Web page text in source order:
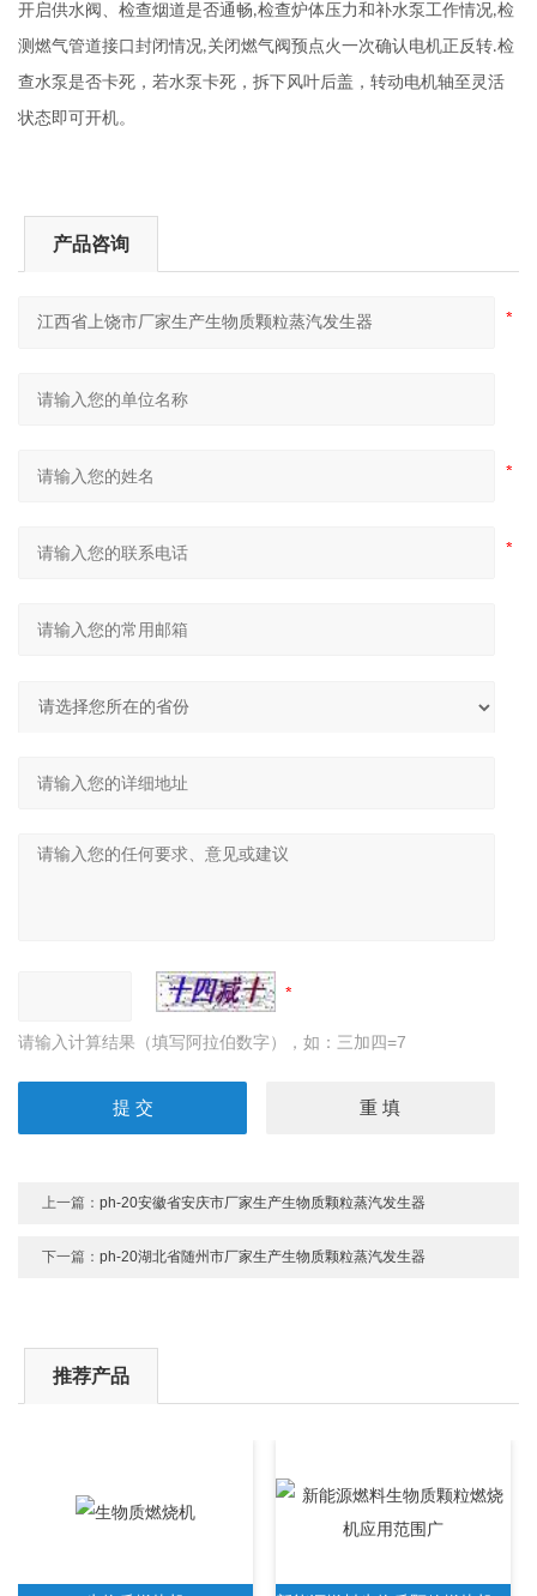
开启供水阀、检查烟道是否通畅,检查炉体压力和补水泵工作情况,检
测燃气管道接口封闭情况,关闭燃气阀预点火一次确认电机正反转.检
查水泵是否卡死，若水泵卡死，拆下风叶后盖，转动电机轴至灵活
状态即可开机。
产品咨询
请输入计算结果（填写阿拉伯数字），如：三加四=7
上一篇：ph-20安徽省安庆市厂家生产生物质颗粒蒸汽发生器
下一篇：ph-20湖北省随州市厂家生产生物质颗粒蒸汽发生器
推荐产品